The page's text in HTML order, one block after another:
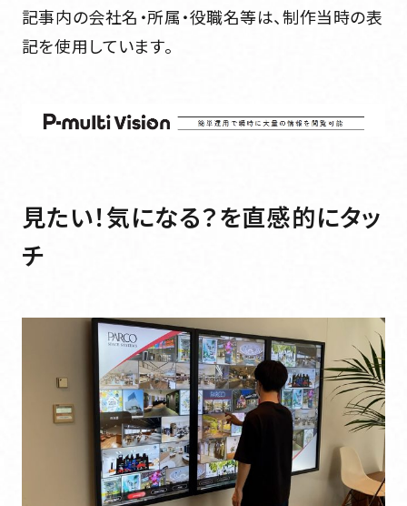
Works
JFPSジャーナル
Sustainability
サステナビリティ
実績紹介
JFPSジャーナル
Sustainability
サステナビリティ
記事内の会社名・所属・役職名等は、制作当時の表
記を使用しています。
見たい！気になる？を直感的にタッ
チ